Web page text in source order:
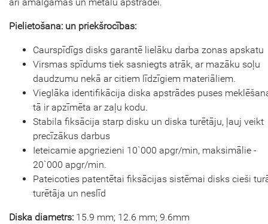
Pielietošana: un priekšrocības:
Caurspīdīgs disks garantē lielāku darba zonas apskatu
Virsmas spīdums tiek sasniegts atrāk, ar mazāku soļu
daudzumu nekā ar citiem līdzīgiem materiāliem.
Vieglāka identifikācija diska apstrādes puses
tā ir apzīmēta ar zaļu kodu.
Stabila fiksācija starp disku un diska turētāju, ļauj veikt
precīzākus darbus
Ieteicamie apgriezieni 10`000 apgr/min, maksimālie -
20`000 apgr/min.
Pateicoties patentētai fiksācijas sistēmai disks cieši
turētāja un neslīd
Diska diametrs: 15.9 mm; 12.6 mm; 9.6mm